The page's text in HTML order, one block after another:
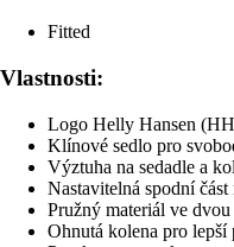
Fitted
Vlastnosti:
Logo Helly Hansen
Klínové sedlo pro
Výztuha na sedadle a
Nastavitelná spodní
Pružný materiál ve dvou
Ohnutá kolena pro